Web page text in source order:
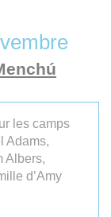
les camps
Adams,
Albers,
d’Amy